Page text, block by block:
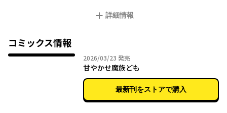
詳細情報
コミックス情報
2026/03/23 2026年03月23日
発売
甘やかせ魔族ども
最新刊をストアで購入